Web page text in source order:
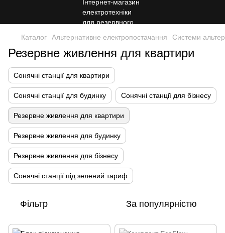
Каталог Альтернативне електропостачання Системи
Резервне живлення для квартири
Сонячні станції для квартири
Сонячні станції для будинку Сонячні станції для бізнесу
Резервне живлення для квартири
Резервне живлення для будинку
Резервне живлення для бізнесу
Сонячні станції під зелений тариф
Фільтр За популярністю